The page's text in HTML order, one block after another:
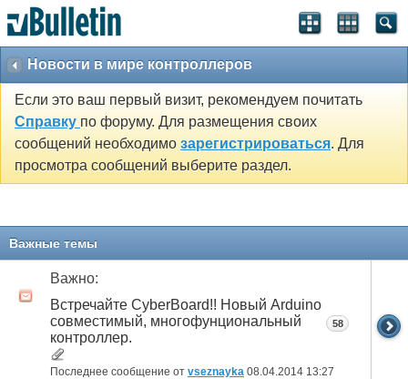
Новости в мире контроллеров
Если это ваш первый визит, рекомендуем почитать
Справку по форуму. Для размещения своих
сообщений необходимо зарегистрироваться. Для
просмотра сообщений выберите раздел.
Важные темы
Важно:
Встречайте CyberBoard!! Новый Arduino
совместимый, многофунциональный
контроллер.
Последнее сообщение от vseznayka 08.04.2014 13:27
58